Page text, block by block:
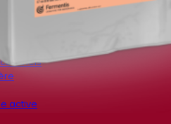
active
active